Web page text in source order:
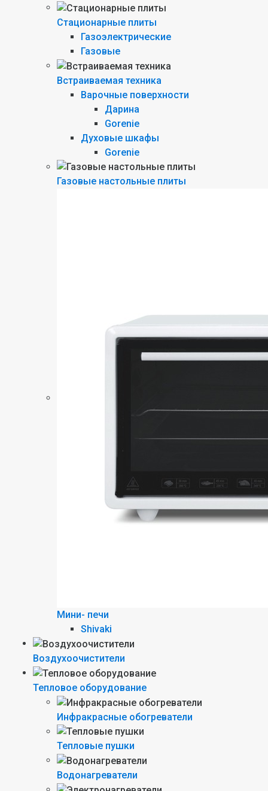
Стационарные плиты
Газоэлектрические
Газовые
Встраиваемая техника
Варочные поверхности
Дарина
Gorenie
Духовые шкафы
Gorenie
Газовые настольные плиты
Мини- печи
Shivaki
Воздухоочистители
Тепловое оборудование
Инфракрасные обогреватели
Тепловые пушки
Водонагреватели